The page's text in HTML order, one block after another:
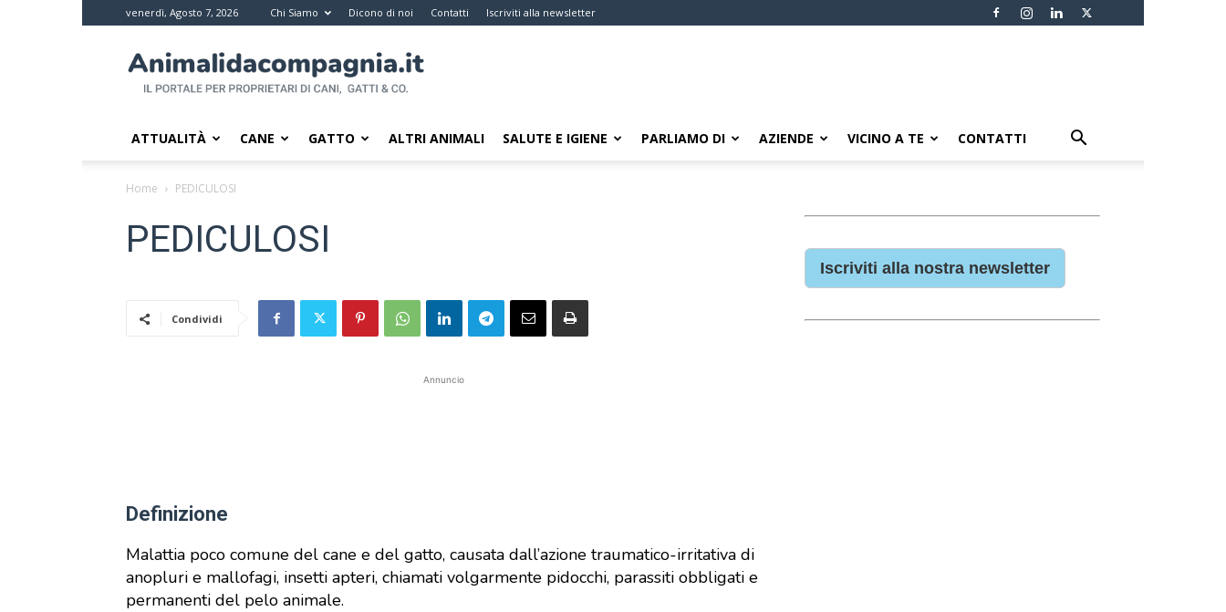
venerdì, Agosto 7, 2026 Chi Siamo Dicono di noi Contatti Iscriviti alla newsletter
da
compagnia
Il
proprietari
di
ATTUALITÀ CANE GATTO ALTRI ANIMALI SALUTE E IGIENE PARLIAMO DI AZIENDE VICINO A TE CONTATTI
Home PEDICULOSI
PEDICULOSI
Condividi
Annuncio
Definizione
Malattia poco comune del cane e del gatto, causata dall’azione traumatico-irritativa di
anopluri e mallofagi, insetti apteri, chiamati volgarmente pidocchi, parassiti obbligati e
permanenti del pelo animale.
Iscriviti alla nostra newsletter